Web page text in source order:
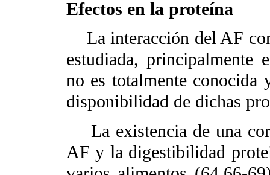
Efectos en la proteína
La interacción del AF
estudiada, principalmente
no es totalmente conocida
disponibilidad de dichas
La existencia de una
AF y la digestibilidad